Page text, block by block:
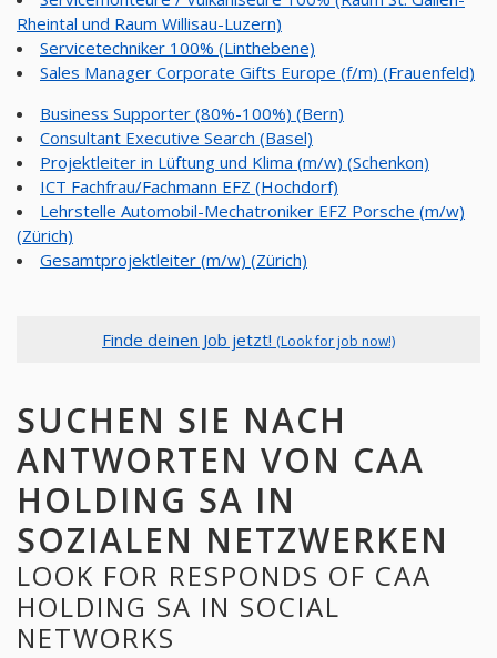
Rheintal und Raum Willisau-Luzern)
Servicetechniker 100% (Linthebene)
Sales Manager Corporate Gifts Europe (f/m) (Frauenfeld)
Business Supporter (80%-100%) (Bern)
Consultant Executive Search (Basel)
Projektleiter in Lüftung und Klima (m/w) (Schenkon)
ICT Fachfrau/Fachmann EFZ (Hochdorf)
Lehrstelle Automobil-Mechatroniker EFZ Porsche (m/w)
(Zürich)
Gesamtprojektleiter (m/w) (Zürich)
Finde deinen Job jetzt! (Look for job now!)
SUCHEN SIE NACH
ANTWORTEN VON CAA
HOLDING SA IN
SOZIALEN NETZWERKEN
LOOK FOR RESPONDS OF CAA
HOLDING SA IN SOCIAL
NETWORKS